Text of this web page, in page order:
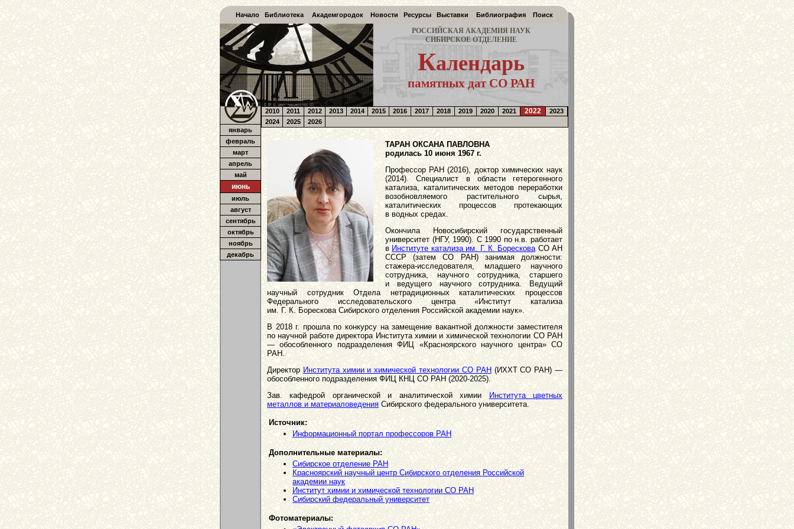
Начало Библиотека Академгородок Новости Ресурсы Выставки Библиография Поиск
РОССИЙСКАЯ АКАДЕМИЯ НАУК
СИБИРСКОЕ ОТДЕЛЕНИЕ
Календарь
памятных дат СО РАН
январь
февраль
март
апрель
май
июнь
июль
август
сентябрь
октябрь
ноябрь
декабрь
2010 2011 2012 2013 2014 2015 2016 2017 2018 2019 2020 2021 2022
2023
2024
2025 2026
ТАРАН ОКСАНА ПАВЛОВНА
родилась 10 июня 1967 г.
Профессор РАН (2016), доктор химических наук
(2014). Специалист в области гетерогенного
катализа, каталитических методов переработки
возобновляемого растительного сырья,
каталитических процессов протекающих
в водных средах.
Окончила Новосибирский государственный
университет (НГУ, 1990). С 1990 по н.в. работает
в Институте катализа им. Г. К. БоресковаСО АН
СССР (затем СО РАН) занимая должности:
стажера-исследователя, младшего научного
сотрудника, научного сотрудника, старшего
и ведущего научного сотрудника. Ведущий
научный сотрудник Отдела нетрадиционных каталитических процессов
Федерального исследовательского центра «Институт катализа
им. Г. К. Борескова Сибирского отделения Российской академии наук».
В 2018 г. прошла по конкурсу на замещение вакантной должности заместителя
по научной работе директора Института химии и химической технологии СО РАН
— обособленного подразделения ФИЦ «Красноярского научного центра» СО
РАН.
Директор Института химии и химической технологии СО РАН(ИХХТ СО РАН) —
обособленного подразделения ФИЦ КНЦ СО РАН (2020-2025).
Зав. кафедрой органической и аналитической химии Института цветных
металлов и материаловедения Сибирского федерального университета.
Источник:
Информационный портал профессоров РАН
Дополнительные материалы:
Сибирское отделение РАН
Красноярский научный центр Сибирского отделения Российской
академии наук
Институт химии и химической технологии СО РАН
Сибирский федеральный университет
Фотоматериалы: